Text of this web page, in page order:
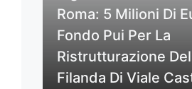
Roma: 5 Milioni Di
Fondo Pui Per La
Ristrutturazione
Filanda Di Viale